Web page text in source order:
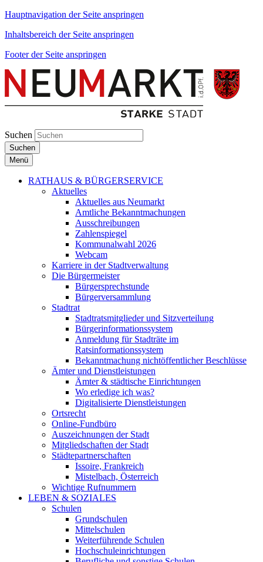
Hauptnavigation der Seite anspringen
Inhaltsbereich der Seite anspringen
Footer der Seite anspringen
Suchen
Suchen
Menü
RATHAUS & BÜRGERSERVICE
Aktuelles
Aktuelles aus Neumarkt
Amtliche Bekanntmachungen
Ausschreibungen
Zahlenspiegel
Kommunalwahl 2026
Webcam
Karriere in der Stadtverwaltung
Die Bürgermeister
Bürgersprechstunde
Bürgerversammlung
Stadtrat
Stadtratsmitglieder und Sitzverteilung
Bürgerinformationssystem
Anmeldung für Stadträte im
Ratsinformationssystem
Bekanntmachung nichtöffentlicher Beschlüsse
Ämter und Dienstleistungen
Ämter & städtische Einrichtungen
Wo erledige ich was?
Digitalisierte Dienstleistungen
Ortsrecht
Online-Fundbüro
Auszeichnungen der Stadt
Mitgliedschaften der Stadt
Städtepartnerschaften
Issoire, Frankreich
Mistelbach, Österreich
Wichtige Rufnummern
LEBEN & SOZIALES
Schulen
Grundschulen
Mittelschulen
Weiterführende Schulen
Hochschuleinrichtungen